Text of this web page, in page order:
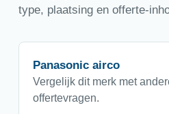
type, plaatsing en offerte-
Panasonic airco
Vergelijk dit merk met
offertevragen.